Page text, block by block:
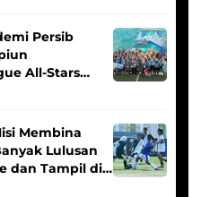
Persib
All-Stars
Membina
Lulusan
dan Tampil di